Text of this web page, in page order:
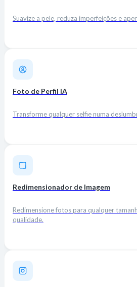
Suavize a pele, reduza imperfeições e
Foto de Perfil IA
Transforme qualquer selfie numa
Redimensionador de Imagem
Redimensione fotos para qualquer
qualidade.